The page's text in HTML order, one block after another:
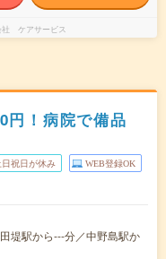
社 ケアサービス
円！病院で備品
日祝日が休み WEB登録OK
堤駅から---分／中野島駅か